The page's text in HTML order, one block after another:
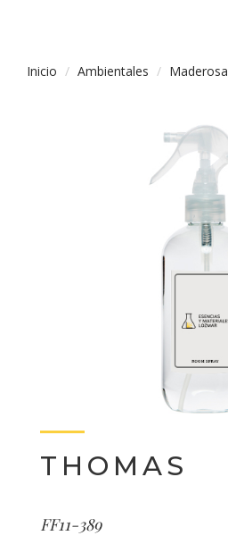
Inicio Ambientales Maderosa
THOMAS
FF11-389